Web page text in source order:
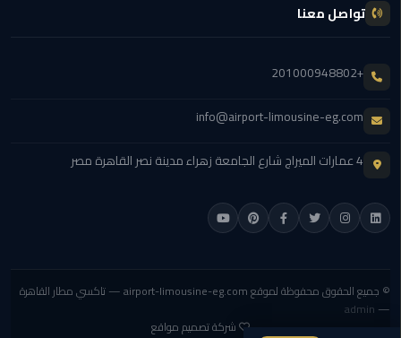
ليموزين
المقطم
ليموزين
العاشر
رمضان
ليموزين
تواصل معنا
+201000948802
info@airport-limousine-eg.com
4 عمارات الميراج شارع الجامعة زهراء مدينة نصر القاهرة مصر
© جميع الحقوق محفوظة لموقعairport-limousine-eg.com— تاكسي مطار القاهرة
—
admin
شركة تصميم مواقع